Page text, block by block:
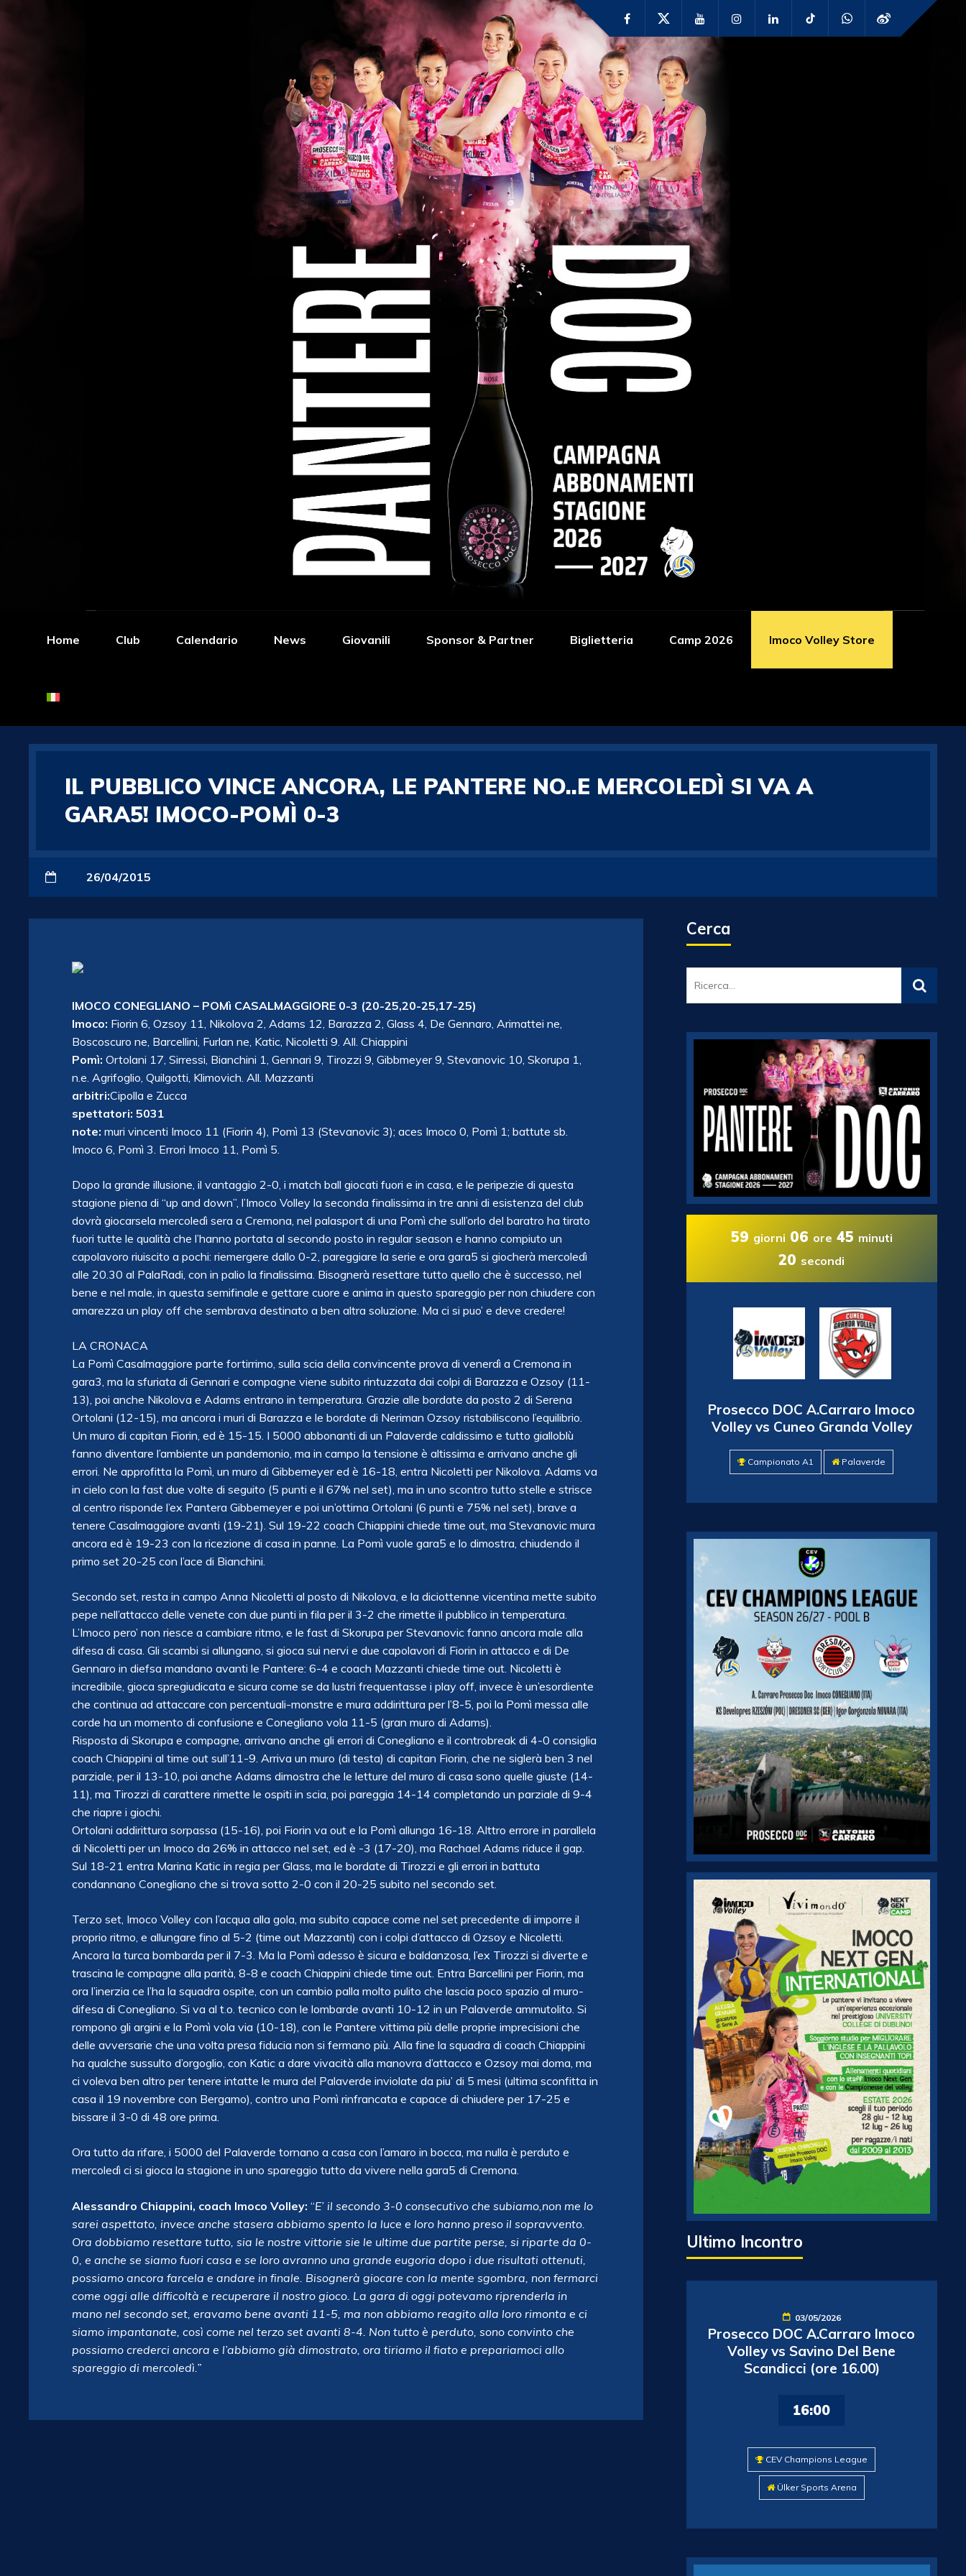
Home Club Calendario News Giovanili Sponsor & Partner Biglietteria Camp 2026 Imoco Volley Store
IL PUBBLICO VINCE ANCORA, LE PANTERE NO..E MERCOLEDÌ SI VA A
GARA5! IMOCO-POMÌ 0-3
26/04/2015
IMOCO CONEGLIANO – POMì CASALMAGGIORE 0-3 (20-25,20-25,17-25)
Imoco: Fiorin 6, Ozsoy 11, Nikolova 2, Adams 12, Barazza 2, Glass 4, De Gennaro, Arimattei ne,
Boscoscuro ne, Barcellini, Furlan ne, Katic, Nicoletti 9. All. Chiappini
Pomì: Ortolani 17, Sirressi, Bianchini 1, Gennari 9, Tirozzi 9, Gibbmeyer 9, Stevanovic 10, Skorupa 1,
n.e. Agrifoglio, Quilgotti, Klimovich. All. Mazzanti
arbitri:Cipolla e Zucca
spettatori: 5031
note: muri vincenti Imoco 11 (Fiorin 4), Pomì 13 (Stevanovic 3); aces Imoco 0, Pomì 1; battute sb.
Imoco 6, Pomì 3. Errori Imoco 11, Pomì 5.
Dopo la grande illusione, il vantaggio 2-0, i match ball giocati fuori e in casa, e le peripezie di questa
stagione piena di “up and down”, l’Imoco Volley la seconda finalissima in tre anni di esistenza del club
dovrà giocarsela mercoledì sera a Cremona, nel palasport di una Pomì che sull’orlo del baratro ha tirato
fuori tutte le qualità che l’hanno portata al secondo posto in regular season e hanno compiuto un
capolavoro riuiscito a pochi: riemergere dallo 0-2, pareggiare la serie e ora gara5 si giocherà mercoledì
alle 20.30 al PalaRadi, con in palio la finalissima. Bisognerà resettare tutto quello che è successo, nel
bene e nel male, in questa semifinale e gettare cuore e anima in questo spareggio per non chiudere con
amarezza un play off che sembrava destinato a ben altra soluzione. Ma ci si puo’ e deve credere!
LA CRONACA
La Pomì Casalmaggiore parte fortirrimo, sulla scia della convincente prova di venerdì a Cremona in
gara3, ma la sfuriata di Gennari e compagne viene subito rintuzzata dai colpi di Barazza e Ozsoy (11-
13), poi anche Nikolova e Adams entrano in temperatura. Grazie alle bordate da posto 2 di Serena
Ortolani (12-15), ma ancora i muri di Barazza e le bordate di Neriman Ozsoy ristabiliscono l’equilibrio.
Un muro di capitan Fiorin, ed è 15-15. I 5000 abbonanti di un Palaverde caldissimo e tutto gialloblù
fanno diventare l’ambiente un pandemonio, ma in campo la tensione è altissima e arrivano anche gli
errori. Ne approfitta la Pomì, un muro di Gibbemeyer ed è 16-18, entra Nicoletti per Nikolova. Adams va
in cielo con la fast due volte di seguito (5 punti e il 67% nel set), ma in uno scontro tutto stelle e strisce
al centro risponde l’ex Pantera Gibbemeyer e poi un’ottima Ortolani (6 punti e 75% nel set), brave a
tenere Casalmaggiore avanti (19-21). Sul 19-22 coach Chiappini chiede time out, ma Stevanovic mura
ancora ed è 19-23 con la ricezione di casa in panne. La Pomì vuole gara5 e lo dimostra, chiudendo il
primo set 20-25 con l’ace di Bianchini.
Secondo set, resta in campo Anna Nicoletti al posto di Nikolova, e la diciottenne vicentina mette subito
pepe nell’attacco delle venete con due punti in fila per il 3-2 che rimette il pubblico in temperatura.
L’Imoco pero’ non riesce a cambiare ritmo, e le fast di Skorupa per Stevanovic fanno ancora male alla
difesa di casa. Gli scambi si allungano, si gioca sui nervi e due capolavori di Fiorin in attacco e di De
Gennaro in diefsa mandano avanti le Pantere: 6-4 e coach Mazzanti chiede time out. Nicoletti è
incredibile, gioca spregiudicata e sicura come se da lustri frequentasse i play off, invece è un’esordiente
che continua ad attaccare con percentuali-monstre e mura addirittura per l’8-5, poi la Pomì messa alle
corde ha un momento di confusione e Conegliano vola 11-5 (gran muro di Adams).
Risposta di Skorupa e compagne, arrivano anche gli errori di Conegliano e il controbreak di 4-0 consiglia
coach Chiappini al time out sull’11-9. Arriva un muro (di testa) di capitan Fiorin, che ne siglerà ben 3 nel
parziale, per il 13-10, poi anche Adams dimostra che le letture del muro di casa sono quelle giuste (14-
11), ma Tirozzi di carattere rimette le ospiti in scia, poi pareggia 14-14 completando un parziale di 9-4
che riapre i giochi.
Ortolani addirittura sorpassa (15-16), poi Fiorin va out e la Pomì allunga 16-18. Alttro errore in parallela
di Nicoletti per un Imoco da 26% in attacco nel set, ed è -3 (17-20), ma Rachael Adams riduce il gap.
Sul 18-21 entra Marina Katic in regia per Glass, ma le bordate di Tirozzi e gli errori in battuta
condannano Conegliano che si trova sotto 2-0 con il 20-25 subito nel secondo set.
Terzo set, Imoco Volley con l’acqua alla gola, ma subito capace come nel set precedente di imporre il
proprio ritmo, e allungare fino al 5-2 (time out Mazzanti) con i colpi d’attacco di Ozsoy e Nicoletti.
Ancora la turca bombarda per il 7-3. Ma la Pomì adesso è sicura e baldanzosa, l’ex Tirozzi si diverte e
trascina le compagne alla parità, 8-8 e coach Chiappini chiede time out. Entra Barcellini per Fiorin, ma
ora l’inerzia ce l’ha la squadra ospite, con un cambio palla molto pulito che lascia poco spazio al muro-
difesa di Conegliano. Si va al t.o. tecnico con le lombarde avanti 10-12 in un Palaverde ammutolito. Si
rompono gli argini e la Pomì vola via (10-18), con le Pantere vittima più delle proprie imprecisioni che
delle avversarie che una volta presa fiducia non si fermano più. Alla fine la squadra di coach Chiappini
ha qualche sussulto d’orgoglio, con Katic a dare vivacità alla manovra d’attacco e Ozsoy mai doma, ma
ci voleva ben altro per tenere intatte le mura del Palaverde inviolate da piu’ di 5 mesi (ultima sconfitta in
casa il 19 novembre con Bergamo), contro una Pomì rinfrancata e capace di chiudere per 17-25 e
bissare il 3-0 di 48 ore prima.
Ora tutto da rifare, i 5000 del Palaverde tornano a casa con l’amaro in bocca, ma nulla è perduto e
mercoledì ci si gioca la stagione in uno spareggio tutto da vivere nella gara5 di Cremona.
Alessandro Chiappini, coach Imoco Volley: “E’ il secondo 3-0 consecutivo che subiamo,non me lo
sarei aspettato, invece anche stasera abbiamo spento la luce e loro hanno preso il sopravvento.
Ora dobbiamo resettare tutto, sia le nostre vittorie sie le ultime due partite perse, si riparte da 0-
0, e anche se siamo fuori casa e se loro avranno una grande eugoria dopo i due risultati ottenuti,
possiamo ancora farcela e andare in finale. Bisognerà giocare con la mente sgombra, non fermarci
come oggi alle difficoltà e recuperare il nostro gioco. La gara di oggi potevamo riprenderla in
mano nel secondo set, eravamo bene avanti 11-5, ma non abbiamo reagito alla loro rimonta e ci
siamo impantanate, così come nel terzo set avanti 8-4. Non tutto è perduto, sono convinto che
possiamo crederci ancora e l’abbiamo già dimostrato, ora tiriamo il fiato e prepariamoci allo
spareggio di mercoledì.”
Cerca
59 giorni 06 ore 45 minuti
19 secondi
Prosecco DOC A.Carraro Imoco
Volley vs Cuneo Granda Volley
Campionato A1 Palaverde
Ultimo Incontro
03/05/2026
Prosecco DOC A.Carraro Imoco
Volley vs Savino Del Bene
Scandicci (ore 16.00)
16:00
CEV Champions League
Ülker Sports Arena